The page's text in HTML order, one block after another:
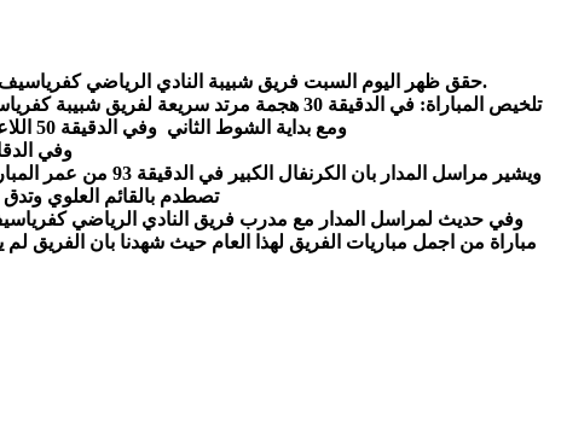
حقق ظهر اليوم السبت فريق شبيبة النادي الرياضي كفرياسيف امام فريق شبيبة جلبوع فوز رائع بالنتيجة 3-2 وذلك في الملعب البلدي في كفرياسيف وبحضور ما يقارب 250 متفرج من الاهالي.
تلخيص المباراة: في الدقيقة 30 هجمة مرتد سريعة لفريق شبيبة كفرياسيف تصل الكرة الى اللاعب يوسف سعدة والذي كان متواجد لوحدة امام الحارس يسدد كرة صاروخية الى الشباك ليعلن 1-0 كفرياسيف
ومع بداية الشوط الثاني وفي الدقيقة 50 اللاعب حمزة مجدوب يصوب كرة من الجهة اليمنى تصدم بالقائم العولي وتدق الشباك ليعلن 2-0 شبيبة كفرياسيف
وفي الدقائق 60 66 سجل اللاعب يوسي حمو هدفين لفريق
ويشير مراسل
تصطدم بالقائم العلوي وتدق
وفي حديث لمراسل المدار مع مدرب فريق النادي الرياضي
مباراة من اجمل مباريات الفريق لهذا العام حيث شهدنا بان الفريق لم